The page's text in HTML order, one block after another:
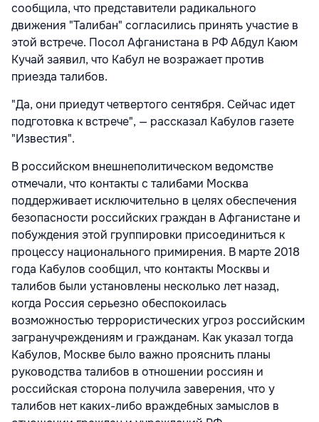
сообщила, что представители радикального
движения "Талибан" согласились принять участие в
этой встрече. Посол Афганистана в РФ Абдул Каюм
Кучай заявил, что Кабул не возражает против
приезда талибов.
"Да, они приедут четвертого сентября. Сейчас идет
подготовка к встрече", — рассказал Кабулов газете
"Известия".
В российском внешнеполитическом ведомстве
отмечали, что контакты с талибами Москва
поддерживает исключительно в целях обеспечения
безопасности российских граждан в Афганистане и
побуждения этой группировки присоединиться к
процессу национального примирения. В марте 2018
года Кабулов сообщил, что контакты Москвы и
талибов были установлены несколько лет назад,
когда Россия серьезно обеспокоилась
возможностью террористических угроз российским
загранучреждениям и гражданам. Как указал тогда
Кабулов, Москве было важно прояснить планы
руководства талибов в отношении россиян и
российская сторона получила заверения, что у
талибов нет каких-либо враждебных замыслов в